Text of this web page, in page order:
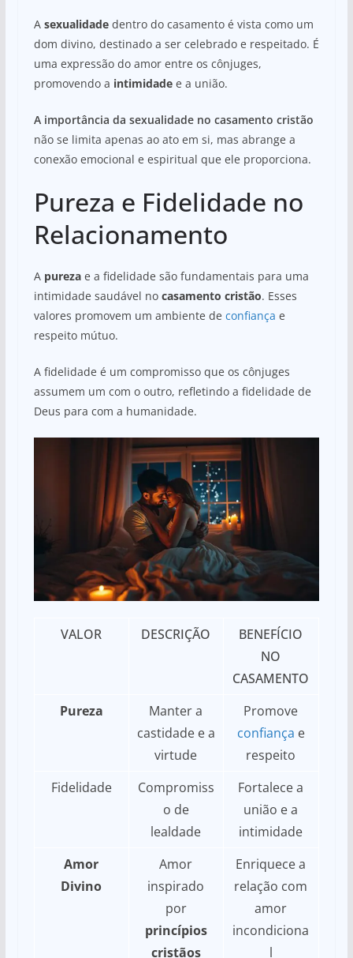
A sexualidadedentro do casamento é vista como um
dom divino, destinado a ser celebrado e respeitado. É
uma expressão do amor entre os cônjuges,
promovendo a intimidadee a união.
A importância da sexualidade no casamento cristão
não se limita apenas ao ato em si, mas abrange a
conexão emocional e espiritual que ele proporciona.
Pureza e Fidelidade no
Relacionamento
A purezae a fidelidade são fundamentais para uma
intimidade saudável no casamento cristão. Esses
valores promovem um ambiente de confiança e
respeito mútuo.
A fidelidade é um compromisso que os cônjuges
assumem um com o outro, refletindo a fidelidade de
Deus para com a humanidade.
VALOR DESCRIÇÃO
BENEFÍCIO
NO
CASAMENTO
Pureza
Manter a
castidade e a
virtude
Promove
confiança e
respeito
Fidelidade
Compromiss
o de
lealdade
Fortalece a
união e a
intimidade
Amor
Divino
Amor
inspirado
por
princípios
cristãos
Enriquece a
relação com
amor
incondiciona
l